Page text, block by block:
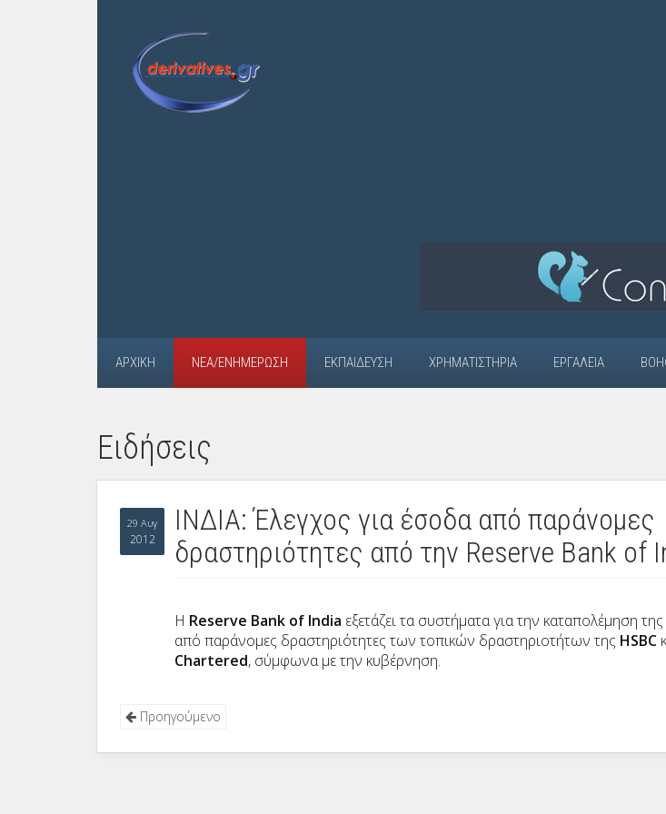
ΑΡΧΙΚΉ ΝΈΑ/ΕΝΗΜΈΡΩΣΗ ΕΚΠΑΊΔΕΥΣΗ ΧΡΗΜΑΤΙΣΤΉΡΙΑ ΕΡΓΑΛΕΊΑ
Ειδήσεις
29 Αυγ
2012
ΙΝΔΙΑ: Έλεγχος για έσοδα από παράνομες
δραστηριότητες από την Reserve Bank of
Η Reserve Bank of India εξετάζει τα συστήματα για την καταπολέμηση
από παράνομες δραστηριότητες των τοπικών δραστηριοτήτων της HSBC
Chartered, σύμφωνα με την κυβέρνηση.
Προηγούμενο